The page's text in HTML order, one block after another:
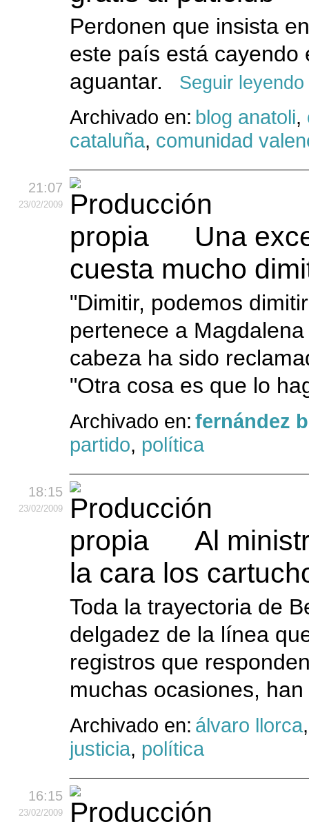
Perdonen que insista
este país está cayendo
aguantar.
Seguir leyendo
Archivado en: blog anatoli,
cataluña, comunidad
21:07
23/02/2009
Una
cuesta mucho
"Dimitir, podemos
pertenece a
cabeza ha sido
"Otra cosa es que lo
Archivado en: fernández
partido, política
18:15
23/02/2009
Al
la cara los
Toda la trayectoria de
delgadez de la línea
registros que
muchas ocasiones,
Archivado en: álvaro llorca
justicia, política
16:15
23/02/2009